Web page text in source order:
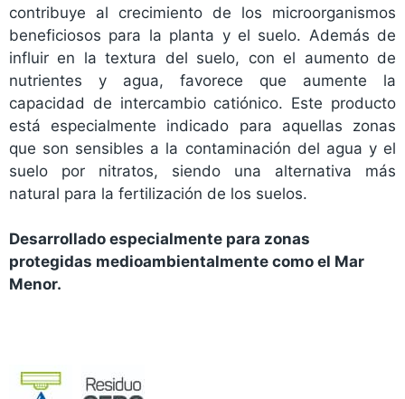
contribuye al crecimiento de los microorganismos
beneficiosos para la planta y el suelo. Además de
influir en la textura del suelo, con el aumento de
nutrientes y agua, favorece que aumente la
capacidad de intercambio catiónico. Este producto
está especialmente indicado para aquellas zonas
que son sensibles a la contaminación del agua y el
suelo por nitratos, siendo una alternativa más
natural para la fertilización de los suelos.
Desarrollado especialmente para zonas
protegidas medioambientalmente como el Mar
Menor.